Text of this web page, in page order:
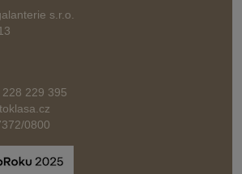
s.r.o.
229 395
0800